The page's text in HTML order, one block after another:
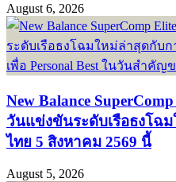
August 6, 2026
New Balance
วันแข่งขันระดับเรือธงโฉ
ไทย 5 สิงหาคม 2569 นี้
August 5, 2026